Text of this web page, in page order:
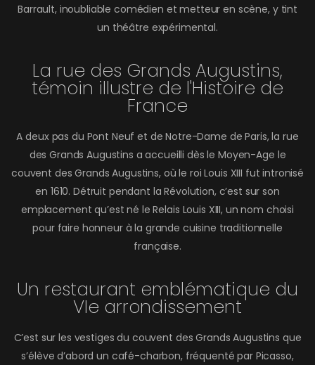
Barrault, inoubliable comédien et metteur en scène, y tint
un théâtre expérimental.
La rue des Grands Augustins,
témoin illustre de l'Histoire de
France
A deux pas du Pont Neuf et de Notre-Dame de Paris, la rue
des Grands Augustins a accueilli dès le Moyen-Age le
couvent des Grands Augustins, où le roi Louis XIII fut intronisé
en 1610. Détruit pendant la Révolution, c’est sur son
emplacement qu’est né le Relais Louis XIII, un nom choisi
pour faire honneur à la grande cuisine traditionnelle
française.
Un restaurant emblématique du
VIe arrondissement
C’est sur les vestiges du couvent des Grands Augustins que
s’élève d’abord un café-charbon, fréquenté par Picasso,